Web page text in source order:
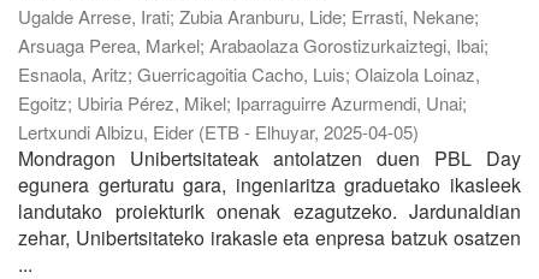
Ugalde Arrese, Irati; Zubia Aranburu, Lide; Errasti, Nekane;
Arsuaga Perea, Markel; Arabaolaza Gorostizurkaiztegi, Ibai;
Esnaola, Aritz; Guerricagoitia Cacho, Luis; Olaizola Loinaz,
Egoitz; Ubiria Pérez, Mikel; Iparraguirre Azurmendi, Unai;
Lertxundi Albizu, Eider (ETB - Elhuyar, 2025-04-05)
Mondragon Unibertsitateak antolatzen duen PBL Day
egunera gerturatu gara, ingeniaritza graduetako ikasleek
landutako proiekturik onenak ezagutzeko. Jardunaldian
zehar, Unibertsitateko irakasle eta enpresa batzuk osatzen
...